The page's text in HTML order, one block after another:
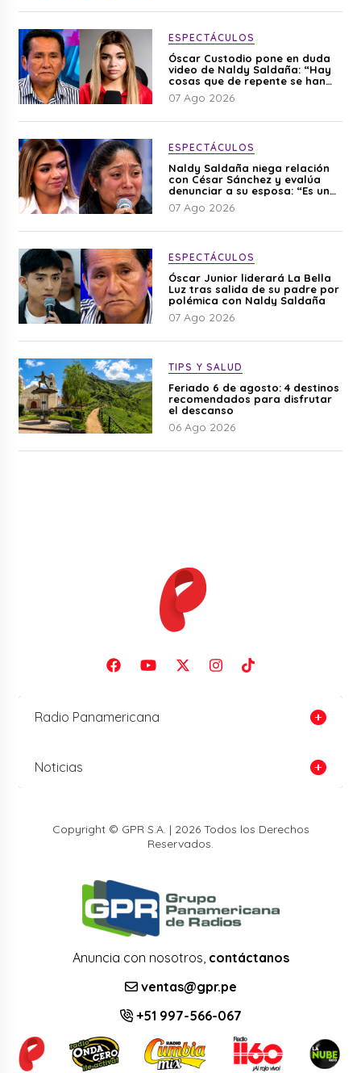
ESPECTÁCULOS
Óscar Custodio pone en duda
video de Naldy Saldaña: “Hay
cosas que de repente se han
editado”
07 Ago 2026
ESPECTÁCULOS
Naldy Saldaña niega relación
con César Sánchez y evalúa
denunciar a su esposa: “Es una
difamación”
07 Ago 2026
ESPECTÁCULOS
Óscar Junior liderará La Bella
Luz tras salida de su padre por
polémica con Naldy Saldaña
07 Ago 2026
TIPS Y SALUD
Feriado 6 de agosto: 4 destinos
recomendados para disfrutar
el descanso
06 Ago 2026
Radio Panamericana
Noticias
Copyright © GPR S.A. | 2026 Todos los Derechos
Reservados.
Anuncia con nosotros, contáctanos
ventas@gpr.pe
+51 997-566-067